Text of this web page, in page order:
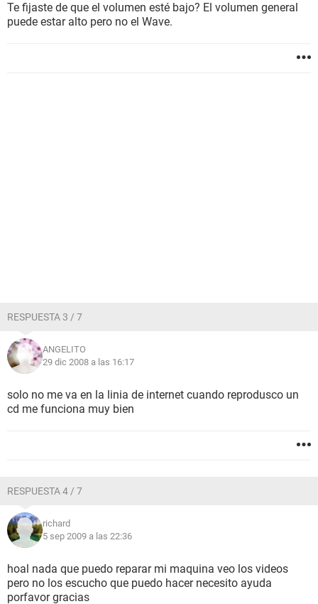
Te fijaste de que el volumen esté bajo? El volumen general
puede estar alto pero no el Wave.
RESPUESTA 3 / 7
ANGELITO
29 dic 2008 a las 16:17
solo no me va en la linia de internet cuando reprodusco un
cd me funciona muy bien
RESPUESTA 4 / 7
richard
5 sep 2009 a las 22:36
hoal nada que puedo reparar mi maquina veo los videos
pero no los escucho que puedo hacer necesito ayuda
porfavor gracias